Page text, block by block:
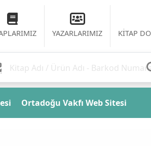
YAZARLARIMIZ KİTAP
Ortadoğu Vakfı Web Sitesi